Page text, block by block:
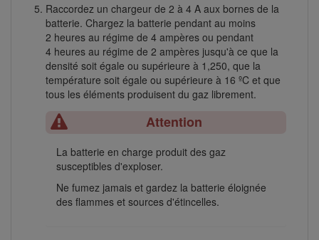
Raccordez un chargeur de 2 à 4 A aux bornes de la
batterie. Chargez la batterie pendant au moins
2 heures au régime de 4 ampères ou pendant
4 heures au régime de 2 ampères jusqu'à ce que la
densité soit égale ou supérieure à 1,250, que la
température soit égale ou supérieure à 16 ºC et que
tous les éléments produisent du gaz librement.
Attention
La batterie en charge produit des gaz
susceptibles d'exploser.
Ne fumez jamais et gardez la batterie éloignée
des flammes et sources d'étincelles.